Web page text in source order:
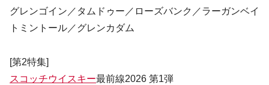
グレンゴイン／タムドゥー／ローズバンク／ラーガンベイ
トミントール／グレンカダム
[第2特集]
スコッチウイスキー最前線2026 第1弾